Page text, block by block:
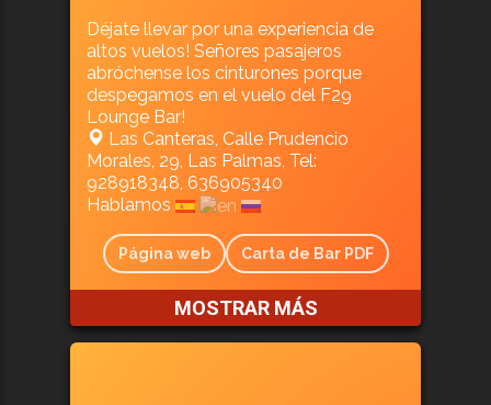
Déjate llevar por una experiencia de
altos vuelos! Señores pasajeros
abróchense los cinturones porque
despegamos en el vuelo del F29
Lounge Bar!
Las Canteras, Calle Prudencio
Morales, 29, Las Palmas, Tel:
928918348, 636905340
Hablamos
Página web Carta de Bar PDF
MOSTRAR MÁS